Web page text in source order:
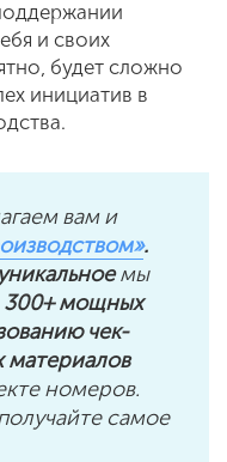
и своих
будет сложно
инициатив в
вам и
.
мы
300+ мощных
чек-
материалов
номеров.
самое